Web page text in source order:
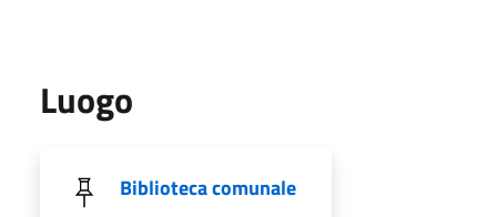
Luogo
Biblioteca comunale